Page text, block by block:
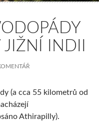
INDII
(a cca 55 kilometrů od
Athirapilly).